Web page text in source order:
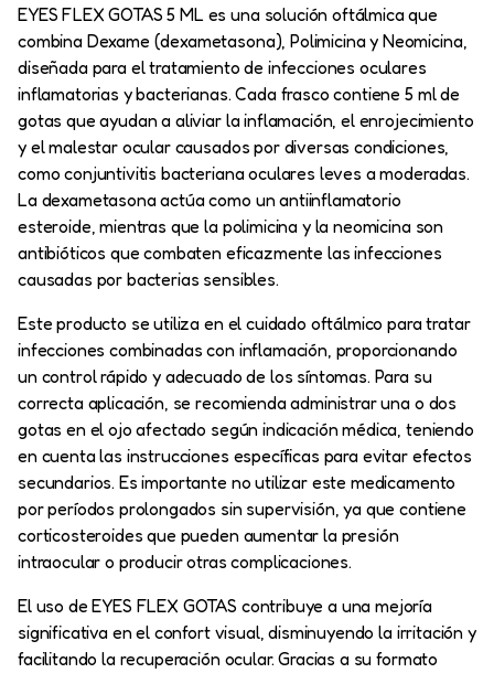
EYES FLEX GOTAS 5 ML es una solución oftálmica que
combina Dexame (dexametasona), Polimicina y Neomicina,
diseñada para el tratamiento de infecciones oculares
inflamatorias y bacterianas. Cada frasco contiene 5 ml de
gotas que ayudan a aliviar la inflamación, el enrojecimiento
y el malestar ocular causados por diversas condiciones,
como conjuntivitis bacteriana oculares leves a moderadas.
La dexametasona actúa como un antiinflamatorio
esteroide, mientras que la polimicina y la neomicina son
antibióticos que combaten eficazmente las infecciones
causadas por bacterias sensibles.
Este producto se utiliza en el cuidado oftálmico para tratar
infecciones combinadas con inflamación, proporcionando
un control rápido y adecuado de los síntomas. Para su
correcta aplicación, se recomienda administrar una o dos
gotas en el ojo afectado según indicación médica, teniendo
en cuenta las instrucciones específicas para evitar efectos
secundarios. Es importante no utilizar este medicamento
por períodos prolongados sin supervisión, ya que contiene
corticosteroides que pueden aumentar la presión
intraocular o producir otras complicaciones.
El uso de EYES FLEX GOTAS contribuye a una mejoría
significativa en el confort visual, disminuyendo la irritación y
facilitando la recuperación ocular. Gracias a su formato